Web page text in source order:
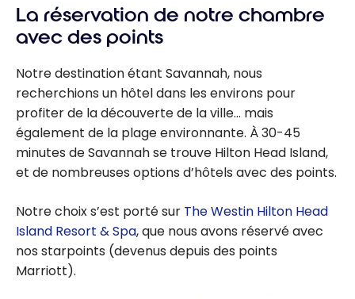
La réservation de notre chambre
avec des points
Notre destination étant Savannah, nous
recherchions un hôtel dans les environs pour
profiter de la découverte de la ville… mais
également de la plage environnante. À 30-45
minutes de Savannah se trouve Hilton Head Island,
et de nombreuses options d’hôtels avec des points.
Notre choix s’est porté sur The Westin Hilton Head
Island Resort & Spa, que nous avons réservé avec
nos starpoints (devenus depuis des points
Marriott).